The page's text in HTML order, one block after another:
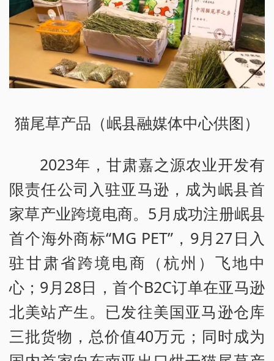
猫尾草产品（岷县融媒体中心供图）
2023年，甘肃嘉之源农业开发有
限责任公司入驻亚马逊，成为岷县首
家草产业跨境电商。5月成功注册岷县
首个海外商标“MG PET”，9月27日入
驻甘肃省跨境电商（杭州）飞地中
心；9月28日，首个B2C订单在亚马逊
北美站产生。已发往美国亚马逊仓库
三批货物，总价值40万元；同时成为